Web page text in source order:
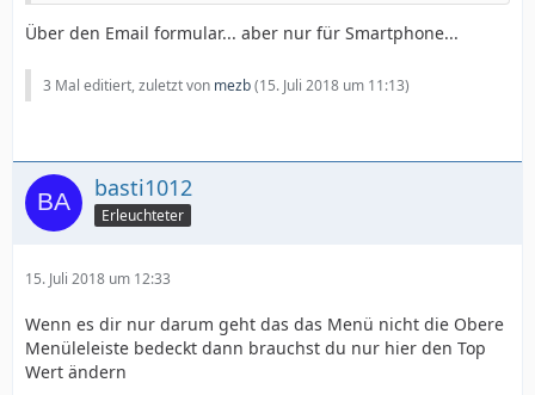
Über den Email formular... aber nur für Smartphone...
3 Mal editiert, zuletzt von mezb(15. Juli 2018 um 11:13)
basti1012
Erleuchteter
15. Juli 2018 um 12:33
Wenn es dir nur darum geht das das Menü nicht die Obere
Menüleleiste bedeckt dann brauchst du nur hier den Top
Wert ändern